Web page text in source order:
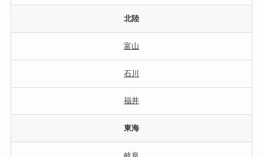
北陸
富山
石川
福井
東海